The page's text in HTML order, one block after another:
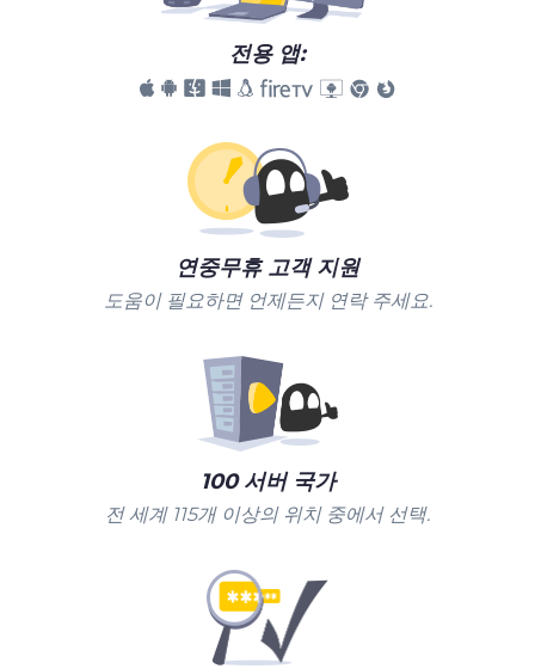
전용 앱:
연중무휴 고객 지원
도움이 필요하면 언제든지 연락 주세요.
100 서버 국가
전 세계 115개 이상의 위치 중에서 선택.